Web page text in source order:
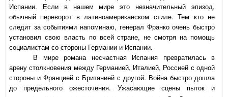
Испании. Если в нашем мире это незначительный эпизод,
обычный переворот в латиноамериканском стиле. Тем кто не
следит за событиями напоминаю, генерал Франко очень быстро
установил свою власть по всей стране, не смотря на помощь
социалистам со стороны Германии и Испании.
В мире романа несчастная Испания превратилась в
арену столкновения между Германией, Италией, Россией с одной
стороны и Францией с Британией с другой. Война быстро дошла
до предельного ожесточения. Ужасающие сцены пыток и